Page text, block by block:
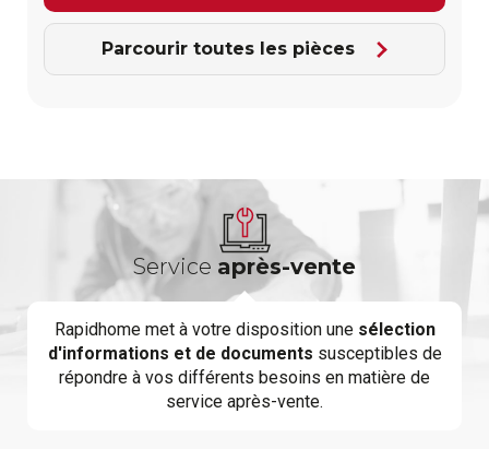
Parcourir toutes les pièces
Service après-vente
Rapidhome met à votre disposition une sélection
d'informations et de documents susceptibles de
répondre à vos différents besoins en matière de
service après-vente.